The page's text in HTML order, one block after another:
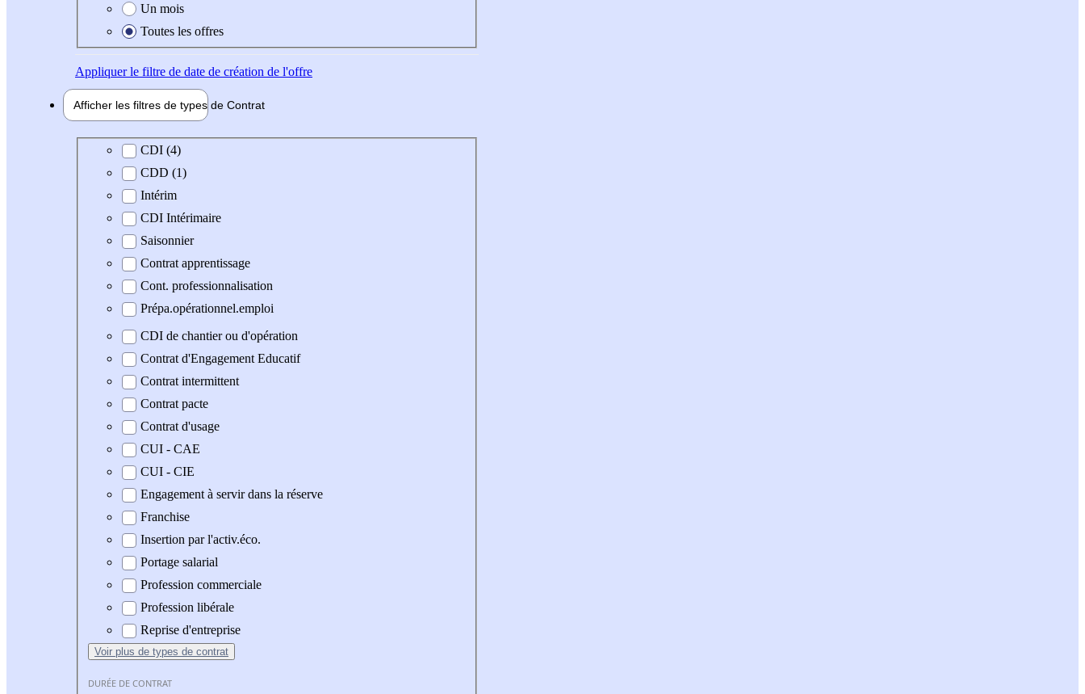
Un mois
Toutes les offres
Appliquerle filtre de date de création de l'offre
Afficher les filtres de types de Contrat
Type de contrat
CDI (4)
CDD (1)
Intérim
CDI Intérimaire
Saisonnier
Contrat apprentissage
Cont. professionnalisation
Prépa.opérationnel.emploi
CDI de chantier ou d'opération
Contrat d'Engagement Educatif
Contrat intermittent
Contrat pacte
Contrat d'usage
CUI - CAE
CUI - CIE
Engagement à servir dans la réserve
Franchise
Insertion par l'activ.éco.
Portage salarial
Profession commerciale
Profession libérale
Reprise d'entreprise
Voir plus de types de contrat
DURÉE DE CONTRAT